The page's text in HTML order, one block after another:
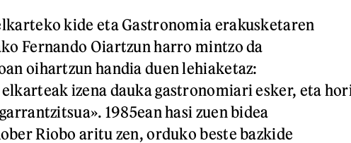
kide eta Gastronomia erakusketaren
Fernando Oiartzun harro mintzo da
oihartzun handia duen lehiaketaz:
izena dauka gastronomiari esker, eta
1985ean hasi zuen bidea
Riobo aritu zen, orduko beste bazkide